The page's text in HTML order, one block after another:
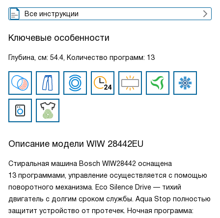
Все инструкции
Ключевые особенности
Глубина, см: 54.4, Количество программ: 13
Описание модели WIW 28442EU
Стиральная машина Bosch WIW28442 оснащена
13 программами, управление осуществляется с помощью
поворотного механизма. Eco Silence Drive — тихий
двигатель с долгим сроком службы. Aqua Stop полностью
защитит устройство от протечек. Ночная программа: